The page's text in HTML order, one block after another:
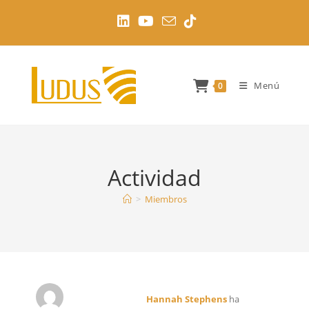
contenido
0 Menú
Actividad
> Miembros
Hannah Stephens ha